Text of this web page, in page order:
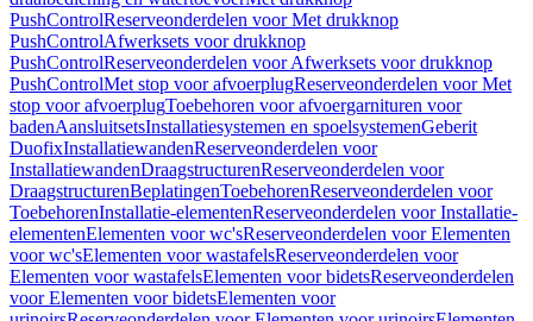
PushControlReserveonderdelen voor Met drukknop
PushControlAfwerksets voor drukknop
PushControlReserveonderdelen voor Afwerksets voor drukknop
PushControlMet stop voor afvoerplugReserveonderdelen voor Met
stop voor afvoerplugToebehoren voor afvoergarnituren voor
badenAansluitsetsInstallatiesystemen en spoelsystemenGeberit
DuofixInstallatiewandenReserveonderdelen voor
InstallatiewandenDraagstructurenReserveonderdelen voor
DraagstructurenBeplatingenToebehorenReserveonderdelen voor
ToebehorenInstallatie-elementenReserveonderdelen voor Installatie-
elementenElementen voor wc'sReserveonderdelen voor Elementen
voor wc'sElementen voor wastafelsReserveonderdelen voor
Elementen voor wastafelsElementen voor bidetsReserveonderdelen
voor Elementen voor bidetsElementen voor